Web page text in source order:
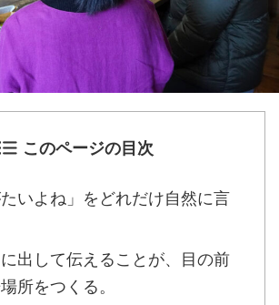
このページの目次
たいよね」をどれだけ自然に言
出して伝えることが、目の前
所をつくる。